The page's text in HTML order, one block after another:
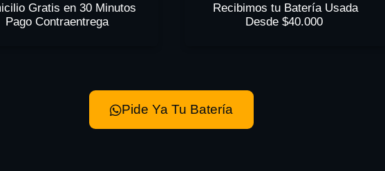
Gratis en 30 Minutos
Pago Contraentrega
Recibimos tu Batería Usada
Desde $40.000
Pide Ya Tu Batería